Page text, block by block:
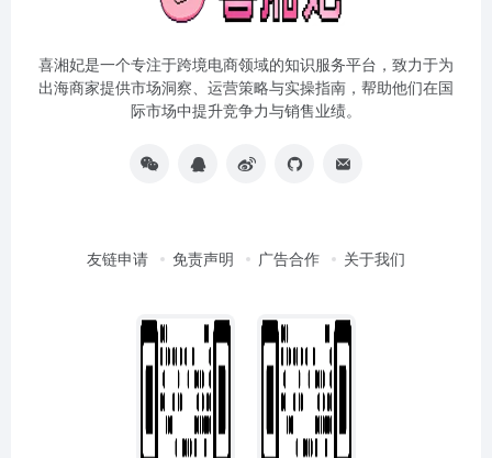
喜湘妃是一个专注于跨境电商领域的知识服务平台，致力于为
出海商家提供市场洞察、运营策略与实操指南，帮助他们在国
际市场中提升竞争力与销售业绩。
友链申请 免责声明 广告合作 关于我们